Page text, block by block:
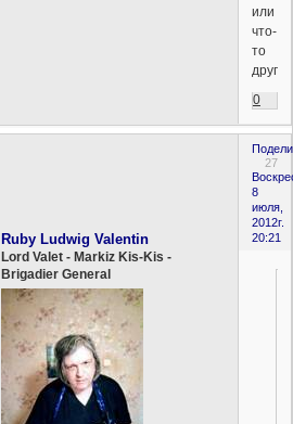
или
что-
то
0
27
8
июля,
2012г.
20:21
Ruby Ludwig Valentin
Lord Valet - Markiz Kis-Kis -
Brigadier General